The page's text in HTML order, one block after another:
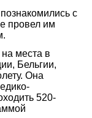
с
провел им
места в
Бельгии,
Она
520-